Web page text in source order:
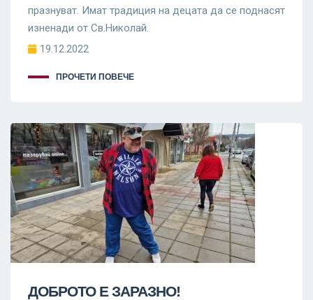
празнуват. Имат традиция на децата да се поднасят
изненади от Св.Николай.
19.12.2022
ПРОЧЕТИ ПОВЕЧЕ
ДОБРОТО Е ЗАРАЗНО!